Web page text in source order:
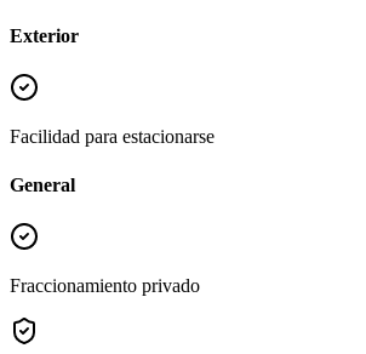
Exterior
Facilidad para estacionarse
General
Fraccionamiento privado